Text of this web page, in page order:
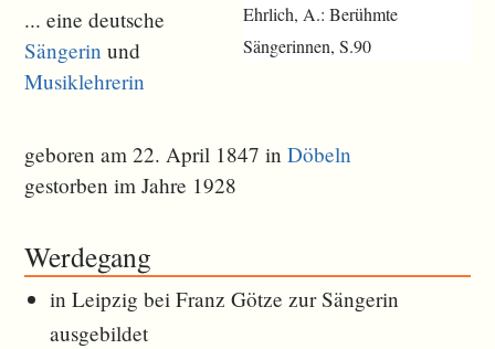
Ehrlich, A.: Berühmte
Sängerinnen, S.90
... eine deutsche
Sängerin und
Musiklehrerin
geboren am 22. April 1847 inDöbeln
gestorben im Jahre 1928
Werdegang
in Leipzig bei Franz Götze zur Sängerin
ausgebildet